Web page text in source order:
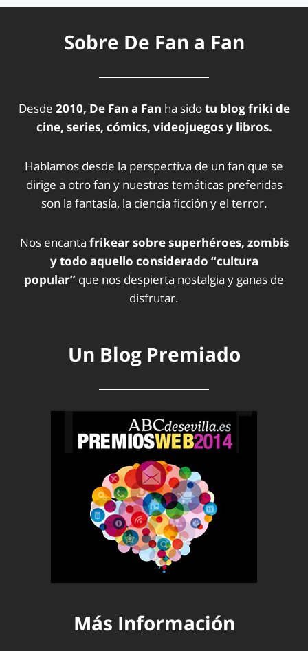
Sobre De Fan a Fan
Desde 2010, De Fan a Fan ha sidotu blog friki de
cine, series, cómics, videojuegos y libros.
Hablamos desde la perspectiva de un fan que se
dirige a otro fan y nuestras temáticas preferidas
son la fantasía, la ciencia ficción y el terror.
Nos encanta frikear sobre superhéroes, zombis
y todo aquello considerado “cultura
popular” que nos despierta nostalgia y ganas de
disfrutar.
Un Blog Premiado
Más Información